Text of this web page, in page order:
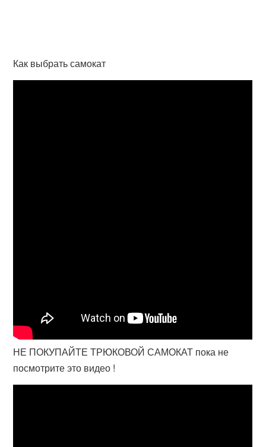
Как выбрать самокат
НЕ ПОКУПАЙТЕ ТРЮКОВОЙ САМОКАТ пока не
посмотрите это видео !